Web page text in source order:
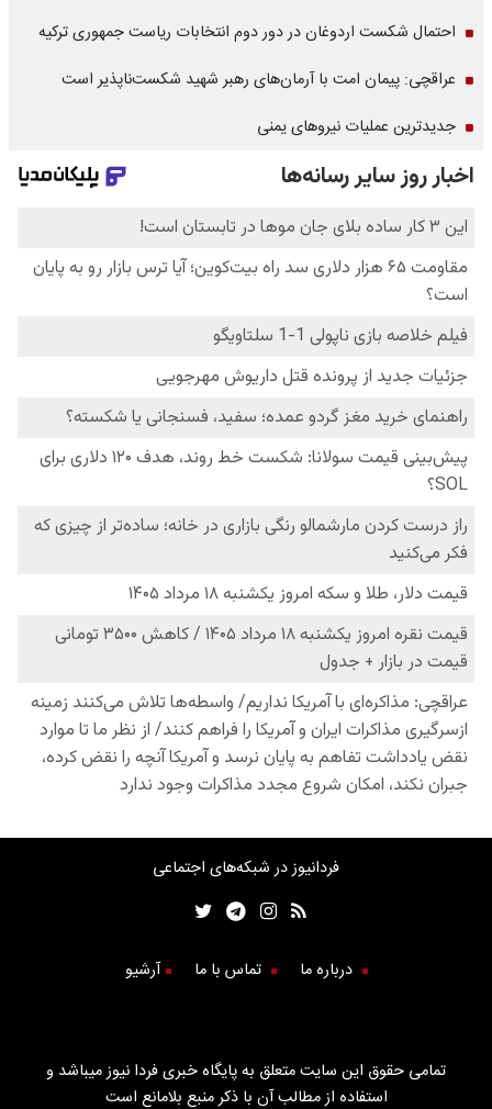
احتمال شکست اردوغان در دور دوم انتخابات ریاست جمهوری ترکیه
عراقچی: پیمان امت با آرمان‌های رهبر شهید شکست‌ناپذیر است
جدیدترین عملیات نیروهای یمنی
فردانیوز در شبکه‌های اجتماعی
درباره ما تماس با ما آرشیو
تمامی حقوق این سایت متعلق به پایگاه خبری فردا نیوز میباشد و
استفاده از مطالب آن با ذکر منبع بلامانع است